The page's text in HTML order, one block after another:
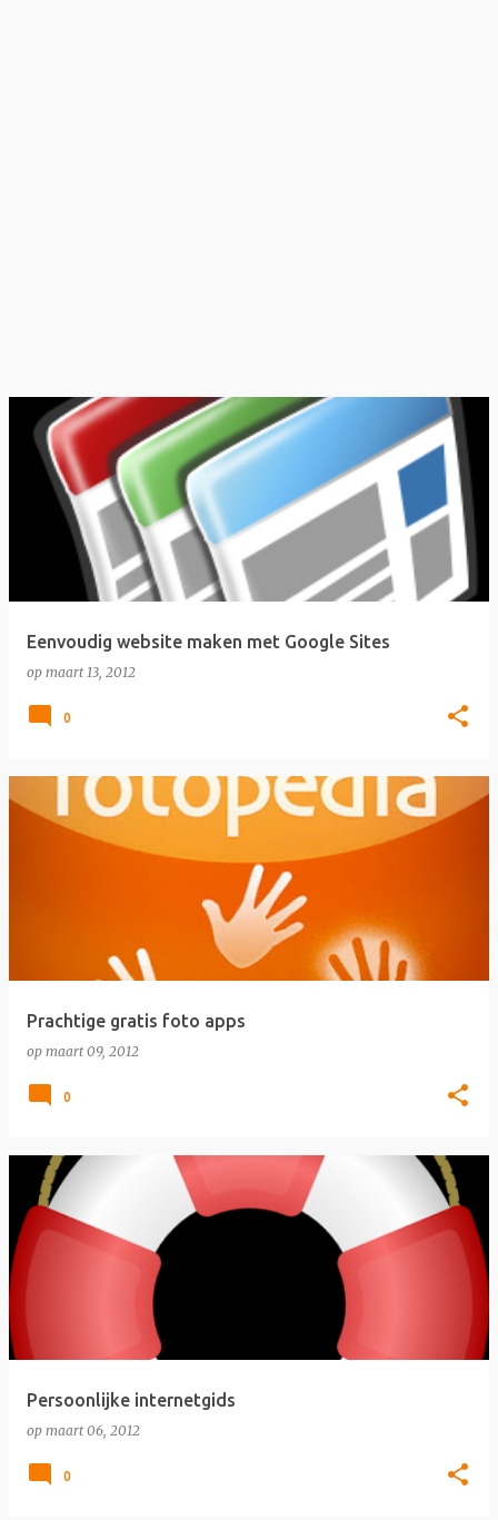
Eenvoudig website maken met Google Sites
op maart 13, 2012
0
Prachtige gratis foto apps
op maart 09, 2012
0
Persoonlijke internetgids
op maart 06, 2012
0